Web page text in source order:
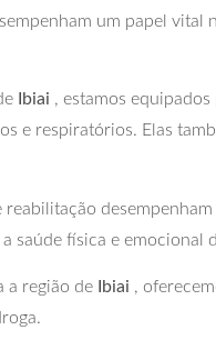
um papel vital
Ibiai , estamos
e respiratórios. Elas
saúde física e emocional
a região de Ibiai ,